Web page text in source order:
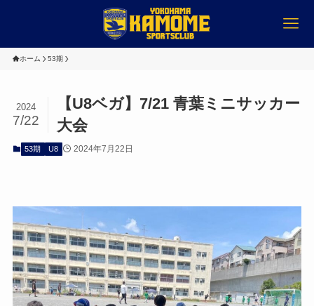
ホーム 53期
【U8ベガ】7/21 青葉ミニサッカー
大会
2024
7/22
53期 U8 2024年7月22日